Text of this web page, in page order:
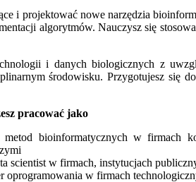
i projektować nowe narzędzia
algorytmów. Nauczysz się
i danych biologicznych z
środowisku. Przygotujesz się
pracować jako
metod bioinformatycznych w firmach
scientist w firmach, instytucjach
oprogramowania w firmach